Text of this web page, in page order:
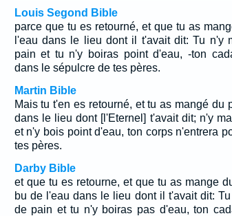
Louis Segond Bible
parce que tu es retourné, et que tu as
l'eau dans le lieu dont il t'avait dit: Tu n'y
pain et tu n'y boiras point d'eau, -ton
dans le sépulcre de tes pères.
Martin Bible
Mais tu t'en es retourné, et tu as mangé du
dans le lieu dont [l'Eternel] t'avait dit; n'y
et n'y bois point d'eau, ton corps n'entrera
tes pères.
Darby Bible
et que tu es retourne, et que tu as mange
bu de l'eau dans le lieu dont il t'avait dit:
de pain et tu n'y boiras pas d'eau, ton